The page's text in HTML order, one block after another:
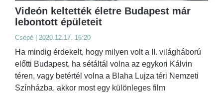
Videón keltették életre Budapest már
lebontott épületeit
Csépé | 2020.12.17. 16:20
Ha mindig érdekelt, hogy milyen volt a II. világháború
előtti Budapest, ha sétáltál volna az egykori Kálvin
téren, vagy betértél volna a Blaha Lujza téri Nemzeti
Színházba, akkor most egy különleges film